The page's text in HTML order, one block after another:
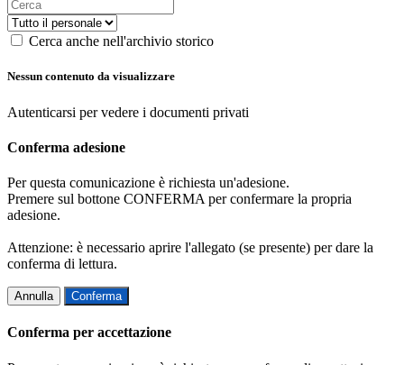
Cerca anche nell'archivio storico
Nessun contenuto da visualizzare
Autenticarsi per vedere i documenti privati
Conferma adesione
Per questa comunicazione è richiesta un'adesione.
Premere sul bottone CONFERMA per confermare la propria
adesione.
Attenzione: è necessario aprire l'allegato (se presente) per dare la
conferma di lettura.
Annulla Conferma
Conferma per accettazione